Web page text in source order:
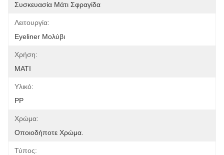
Συσκευασία Μάτι Σφραγίδα
Λειτουργία:
Eyeliner Μολύβι
Χρήση:
ΜΑΤΙ
Υλικό:
PP
Χρώμα:
Οποιοδήποτε Χρώμα.
Τύπος: